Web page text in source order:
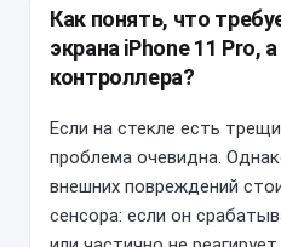
Как понять, что
экрана iPhone 11 Pro,
контроллера?
Если на стекле есть
проблема очевидна.
внешних повреждений
сенсора: если он